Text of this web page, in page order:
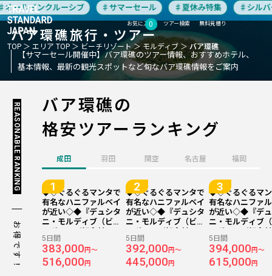
お気に入り
0 無料見積り
ツアー検索
TOP エリア TOP ビーチリゾート モルディブ バア環礁
バア環礁旅行・ツアー
【サマーセール開催中】バア環礁のツアー情報、おすすめホテル、
基本情報、最新の観光スポットなど旬なバア環礁情報をご案内
ールインクルーシブ サマーセール 夏休み特集 シルバ
バア環礁の
格安ツアーランキング
REASONABLE RANKING
お得です！
成田 羽田 関空 名古屋 福岡
◆◇ぐるぐるマンタで
有名なハニファルベイ
が近い◇◆『デュシタ
ニ・モルディブ（ビー
き）』に滞在 成田発着
（日本深夜発/現地昼
着） マレーシア航空利
用 モルディブ5日間
5日間
383,000円～
516,000円
◆◇ぐるぐるマンタで
有名なハニファルベイ
が近い◇◆『デュシタ
ニ・モルディブ（ビー
き）』に滞在 成田発着
スリランカ航空利用 モ
ルディブ5日間
5日間
392,000 円～
445,000 円
◆◇ぐるぐるマ
有名なハニファ
が近い◇◆『デ
ニ・モルディブ
き）』に滞在 成
シンガポール航
モルディブ5日間
5日間
394,000円～
615,000円